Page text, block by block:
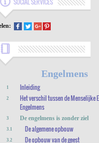
SOCIAL SERVICES
Engelmens
1 Inleiding
2
Het verschil tussen de Menselijke
Engelmens
3 De engelmens is zonder ziel
3.1 De algemene opbouw
3.2 De opbouw van de geest